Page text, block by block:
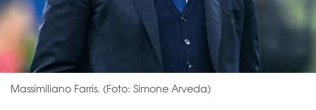
Massimiliano Farris. (Foto: Simone Arveda)